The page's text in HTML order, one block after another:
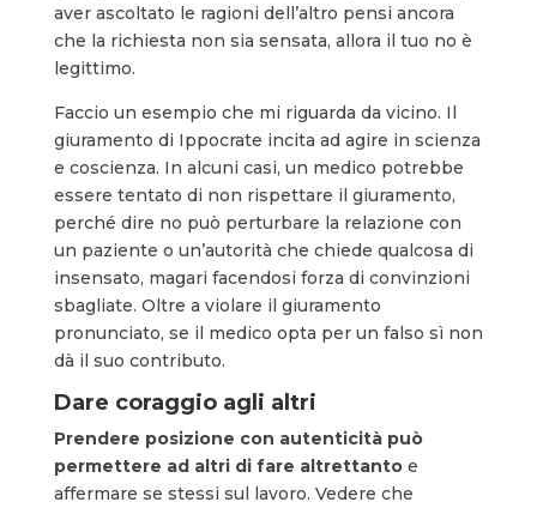
aver ascoltato le ragioni dell’altro pensi ancora
che la richiesta non sia sensata, allora il tuo no è
legittimo.
Faccio un esempio che mi riguarda da vicino. Il
giuramento di Ippocrate incita ad agire in scienza
e coscienza. In alcuni casi, un medico potrebbe
essere tentato di non rispettare il giuramento,
perché dire no può perturbare la relazione con
un paziente o un’autorità che chiede qualcosa di
insensato, magari facendosi forza di convinzioni
sbagliate. Oltre a violare il giuramento
pronunciato, se il medico opta per un falso sì non
dà il suo contributo.
Dare coraggio agli altri
Prendere posizione con autenticità può
permettere ad altri di fare altrettanto e
affermare se stessi sul lavoro. Vedere che